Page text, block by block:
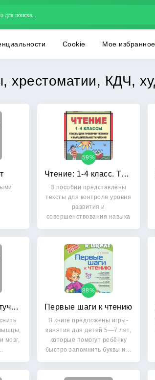
Cookie Мое избранное
хрестоматии, КДЧ,
Чтение: 1-4 класс. Тексты для проверки техники и выразительности чтения
59%
В пособии представлены
тексты для контроля уровня
развития и
совершенствования навыка
Почему сердце стучит, а живот урчит?
мозг,
Первые шаги к чтению
88%
В книге предложены игры-
занятия для детей 5—7 лет,
которые помогут ребёнку
быстро запомнить буквы и…